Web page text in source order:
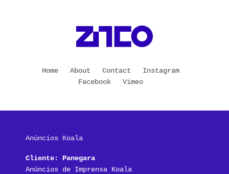
Home About Contact
Instagram
Facebook
Vimeo
Anúncios Koala
Cliente: Panegara
Anúncios de Imprensa Koala